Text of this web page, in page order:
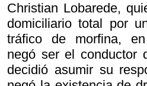
Christian Lobarede,
domiciliario total por
tráfico de morfina,
negó ser el conductor
decidió asumir su